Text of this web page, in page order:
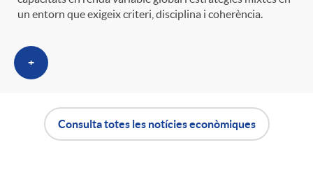
un entorn que exigeix criteri, disciplina i coherència.
+
Consulta totes les notícies econòmiques